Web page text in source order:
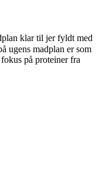
klar til jer fyldt med
ugens madplan er som
på proteiner fra